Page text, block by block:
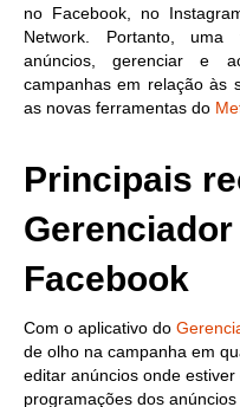
no Facebook, no
Network. Portanto, uma
anúncios, gerenciar e
campanhas em relação às
as novas ferramentas do
Principais
Facebook
Com o aplicativo do
de olho na campanha em
editar anúncios onde
programações dos